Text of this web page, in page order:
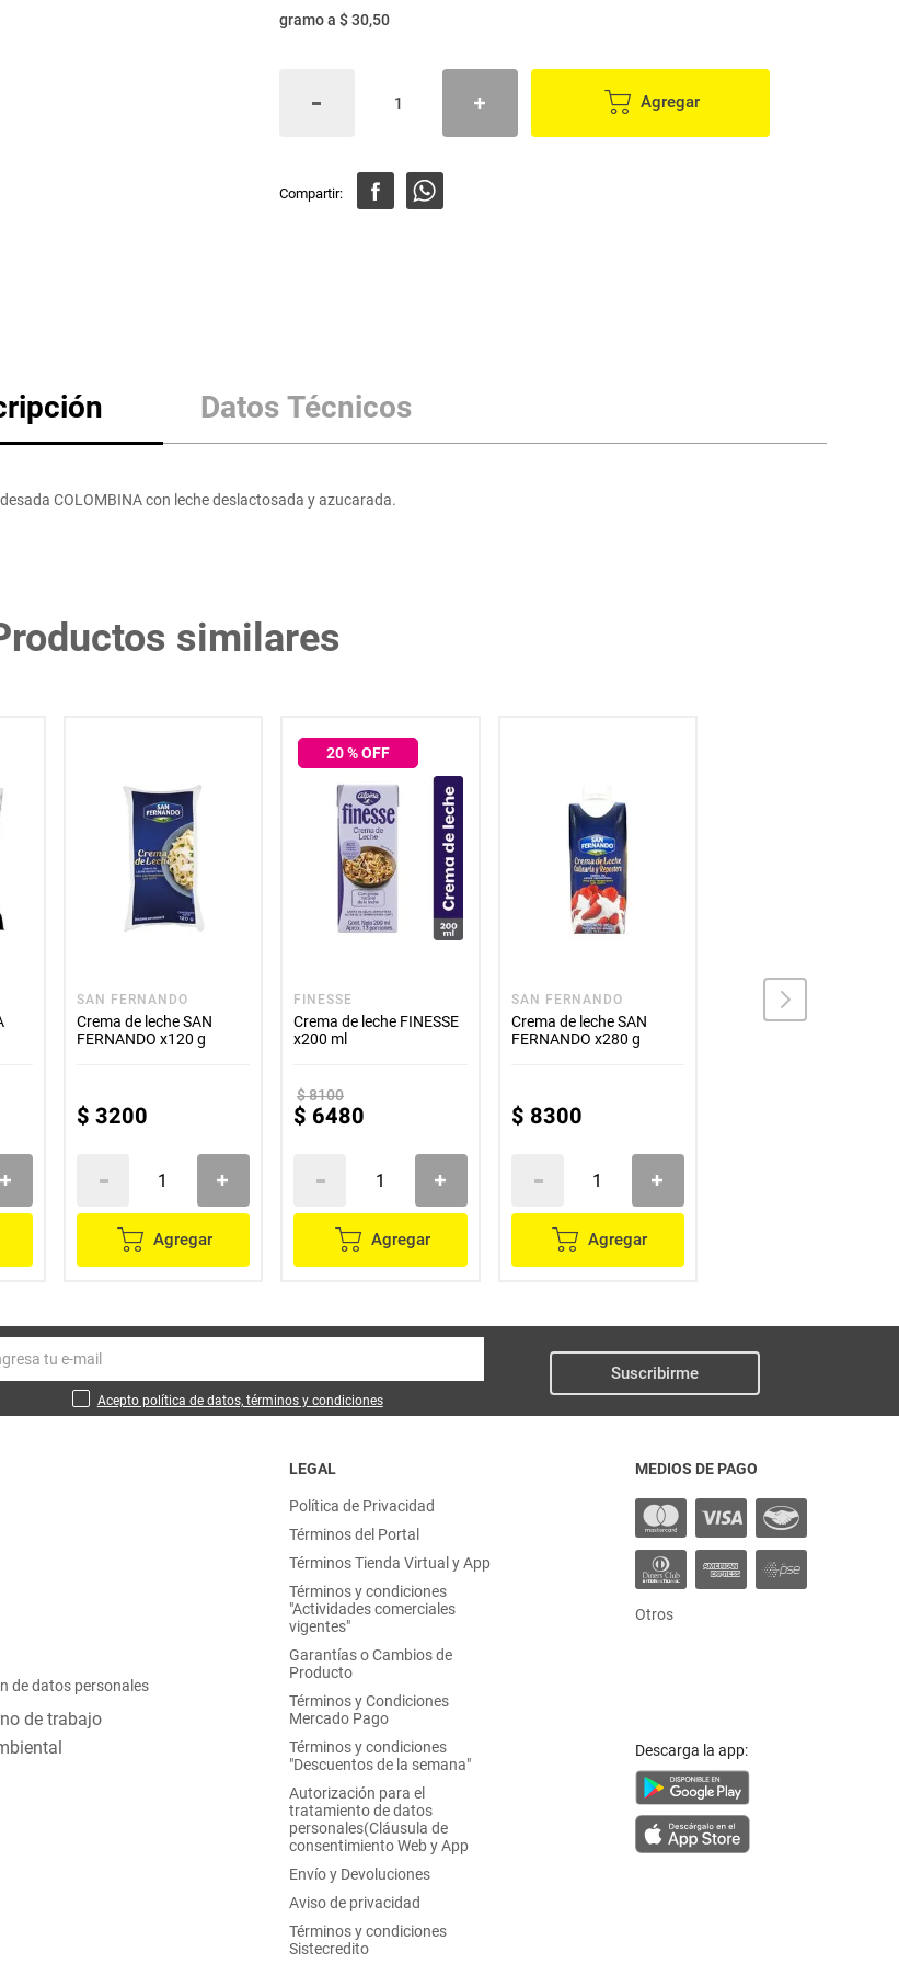
gramoa $ 30,50
Agregar
Datos Técnicos
COLOMBINA con leche deslactosada y azucarada.
similares
SAN FERNANDO
Crema de leche SAN
FERNANDO x120 g
$ 3200
Agregar
20% OFF
FINESSE
Crema de leche FINESSE
x200 ml
$8100
$ 6480
Agregar
SAN FERNANDO
Crema de leche SAN
FERNANDO x280 g
$ 8300
Agregar
ALQUERÍA
Crema de leche
Acepto política de datos, términos y condiciones
Suscribirme
de datos personales
de trabajo
LEGAL
Política de Privacidad
Términos del Portal
Términos Tienda Virtual y App
Términos y condiciones
"Actividades comerciales
vigentes"
Garantías o Cambios de
Producto
Términos y Condiciones
Mercado Pago
Términos y condiciones
"Descuentos de la semana"
Autorización para el
tratamiento de datos
personales(Cláusula de
consentimiento Web y App
Envío y Devoluciones
Aviso de privacidad
Términos y condiciones
Sistecredito
MEDIOS DE PAGO
Otros
Descarga la app: